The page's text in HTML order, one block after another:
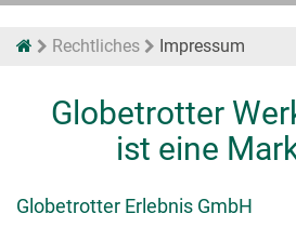
Rechtliches Impressum
Globetrotter
ist eine
Globetrotter Erlebnis GmbH